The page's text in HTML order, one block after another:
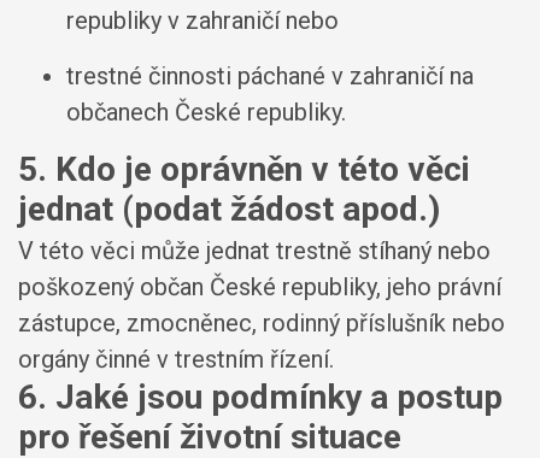
republiky v zahraničí nebo
trestné činnosti páchané v zahraničí na
občanech České republiky.
5. Kdo je oprávněn v této věci
jednat (podat žádost apod.)
V této věci může jednat trestně stíhaný nebo
poškozený občan České republiky, jeho právní
zástupce, zmocněnec, rodinný příslušník nebo
orgány činné v trestním řízení.
6. Jaké jsou podmínky a postup
pro řešení životní situace